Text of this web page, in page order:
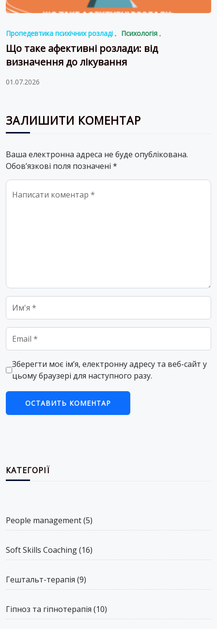
Пропедевтика психічних розладі Психологія
Що таке афективні розлади: від
визначення до лікування
01.07.2026
ЗАЛИШИТИ КОМЕНТАР
Ваша електронна адреса не буде опублікована.
Обов’язкові поля позначені *
Comment
Name
Email
Зберегти моє ім’я, електронну адресу та веб-сайт у
цьому браузері для наступного разу.
КАТЕГОРІЇ
People management(5)
Soft Skills Coaching(16)
Гештальт-терапія (9)
Гіпноз та гіпнотерапія (10)